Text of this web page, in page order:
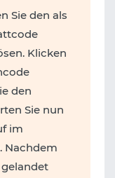
Sie den als
Klicken
den
Sie nun
im
Nachdem